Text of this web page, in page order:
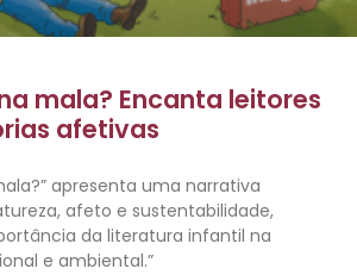
mala? Encanta leitores
afetivas
apresenta uma narrativa
afeto e sustentabilidade,
da literatura infantil na
e ambiental.”